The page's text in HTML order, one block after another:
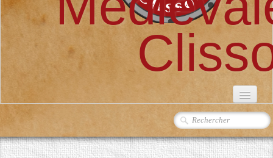
L'ASSOCIATION▼